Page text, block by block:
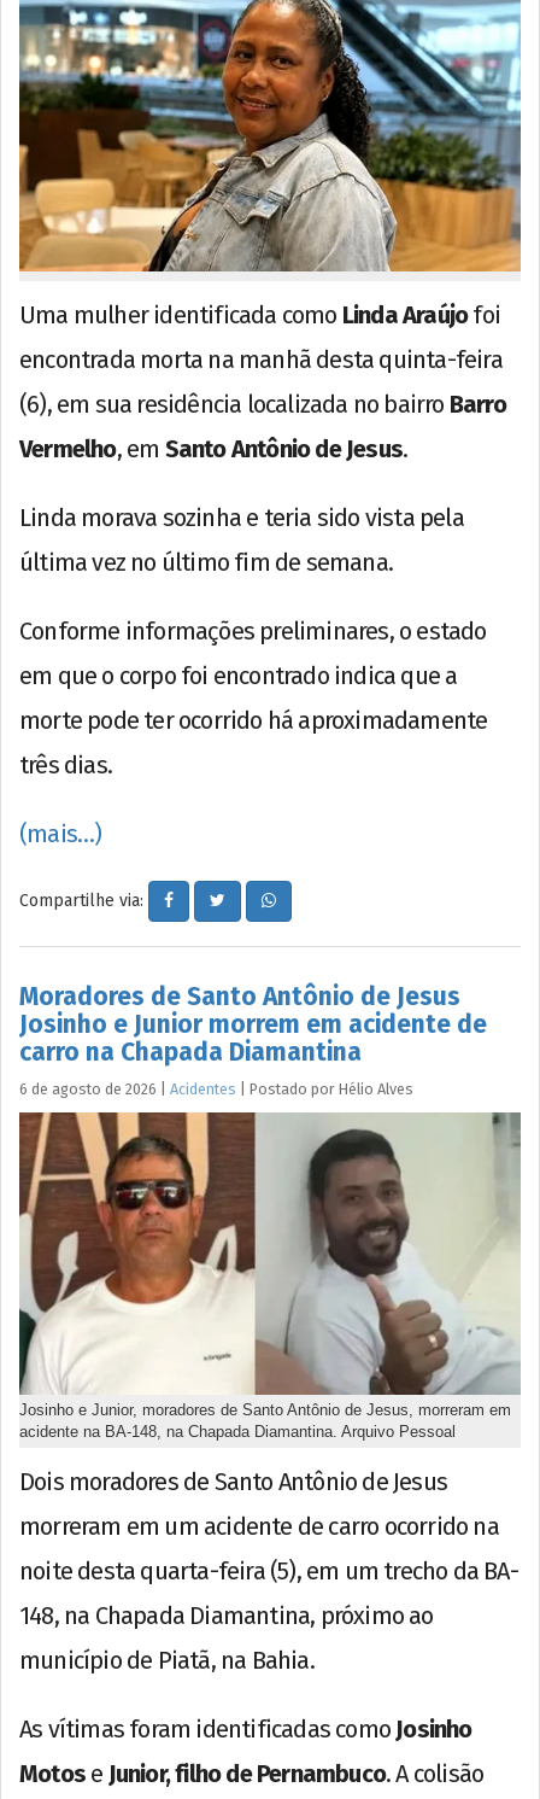
Uma mulher identificada como Linda Araújofoi
encontrada morta na manhã desta quinta-feira
(6), em sua residência localizada no bairro Barro
Vermelho, em Santo Antônio de Jesus.
Linda morava sozinha e teria sido vista pela
última vez no último fim de semana.
Conforme informações preliminares, o estado
em que o corpo foi encontrado indica que a
morte pode ter ocorrido há aproximadamente
três dias.
(mais…)
Compartilhe via:
Moradores de Santo Antônio de Jesus
Josinho e Junior morrem em acidente de
carro na Chapada Diamantina
6 de agosto de 2026 Acidentes Postado por Hélio Alves
Josinho e Junior, moradores de Santo Antônio de Jesus, morreram em
acidente na BA-148, na Chapada Diamantina. Arquivo Pessoal
Dois moradores de Santo Antônio de Jesus
morreram em um acidente de carro ocorrido na
noite desta quarta-feira (5), em um trecho da BA-
148, na Chapada Diamantina, próximo ao
município de Piatã, na Bahia.
As vítimas foram identificadas como Josinho
Motos e Junior, filho de Pernambuco. A colisão